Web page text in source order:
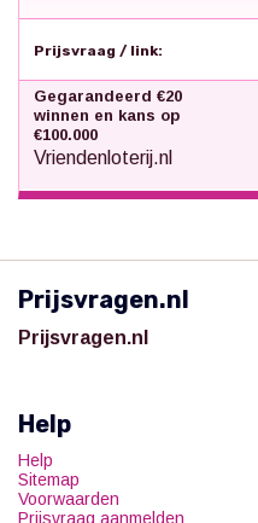
Prijsvraag / link:
Gegarandeerd €20
winnen en kans op
€100.000
Vriendenloterij.nl
Prijsvragen.nl
Prijsvragen.nl
Help
Help
Sitemap
Voorwaarden
Prijsvraag aanmelden